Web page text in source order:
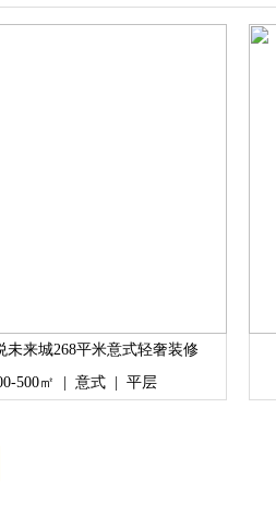
未来城268平米意式轻奢装修
500㎡
意式| 平层